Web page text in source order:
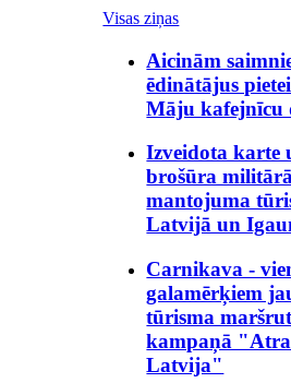
Visas ziņas
Aicinām
ēdinātājus
Māju kafejnīcu
Izveidota karte
brošūra
mantojuma
Latvijā un
Carnikava -
galamērķiem
tūrisma
kampaņā
Latvija"